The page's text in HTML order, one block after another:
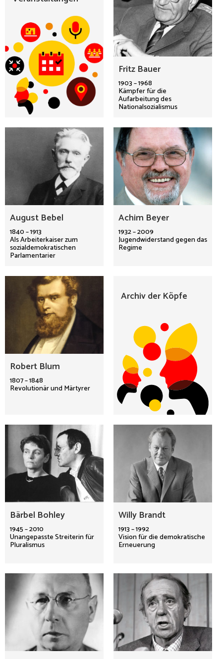
Fritz Bauer
1903 – 1968
Kämpfer für die
Aufarbeitung des
Nationalsozialismus
August Bebel
1840 – 1913
Als Arbeiterkaiser zum
sozialdemokratischen
Parlamentarier
Achim Beyer
1932 – 2009
Jugendwiderstand gegen das
Regime
Robert Blum
1807 – 1848
Revolutionär und Märtyrer
Archiv der Köpfe
Bärbel Bohley
1945 – 2010
Unangepasste Streiterin für
Pluralismus
Willy Brandt
1913 – 1992
Vision für die demokratische
Erneuerung